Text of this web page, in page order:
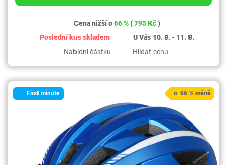
Cena nižší o66 %(795 Kč)
Poslední kus skladem
U Vás 10. 8. - 11. 8.
Nabídni částku
Hlídat cenu
First minute o 66 % méně